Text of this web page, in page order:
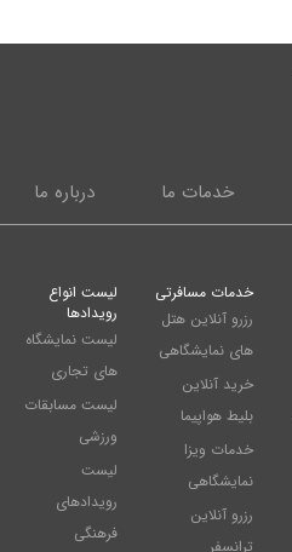
درباره ما خدمات ما
خدمات مسافرتی
رزرو آنلاین هتل
های نمایشگاهی
خرید آنلاین
بلیط هواپیما
خدمات ویزا
نمایشگاهی
رزرو آنلاین
ترانسفر
لیست انواع
رویدادها
لیست نمایشگاه
های تجاری
لیست مسابقات
ورزشی
لیست
رویدادهای
فرهنگی